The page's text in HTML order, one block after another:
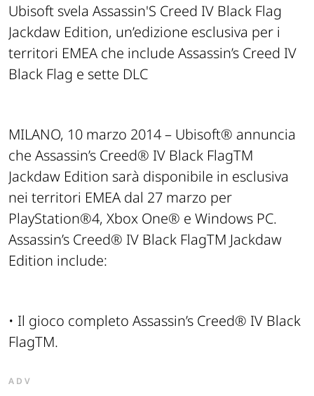
Ubisoft svela Assassin'S Creed IV Black Flag
Jackdaw Edition, un’edizione esclusiva per i
territori EMEA che include Assassin’s Creed IV
Black Flag e sette DLC
MILANO, 10 marzo 2014 – Ubisoft® annuncia
che Assassin’s Creed® IV Black FlagTM
Jackdaw Edition sarà disponibile in esclusiva
nei territori EMEA dal 27 marzo per
PlayStation®4, Xbox One® e Windows PC.
Assassin’s Creed® IV Black FlagTM Jackdaw
Edition include:
• Il gioco completo Assassin’s Creed® IV Black
FlagTM.
ADV